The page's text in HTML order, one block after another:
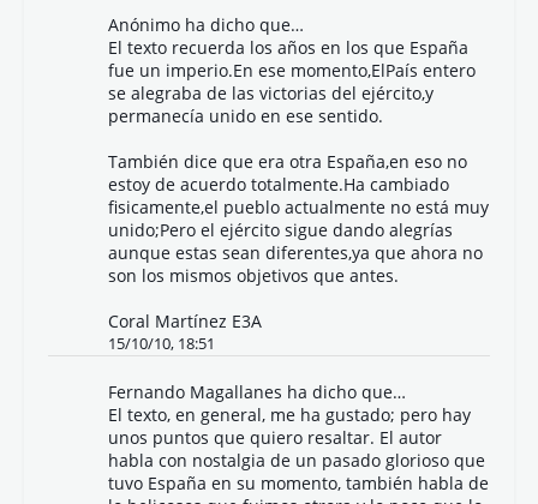
Anónimo ha dicho que…
El texto recuerda los años en los que España
fue un imperio.En ese momento,ElPaís entero
se alegraba de las victorias del ejército,y
permanecía unido en ese sentido.
También dice que era otra España,en eso no
estoy de acuerdo totalmente.Ha cambiado
fisicamente,el pueblo actualmente no está muy
unido;Pero el ejército sigue dando alegrías
aunque estas sean diferentes,ya que ahora no
son los mismos objetivos que antes.
Coral Martínez E3A
15/10/10, 18:51
Fernando Magallanes ha dicho que…
El texto, en general, me ha gustado; pero hay
unos puntos que quiero resaltar. El autor
habla con nostalgia de un pasado glorioso que
tuvo España en su momento, también habla de